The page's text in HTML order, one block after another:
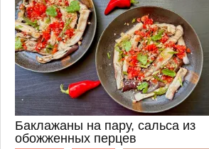
Баклажаны на пару, сальса из
обожженных перцев